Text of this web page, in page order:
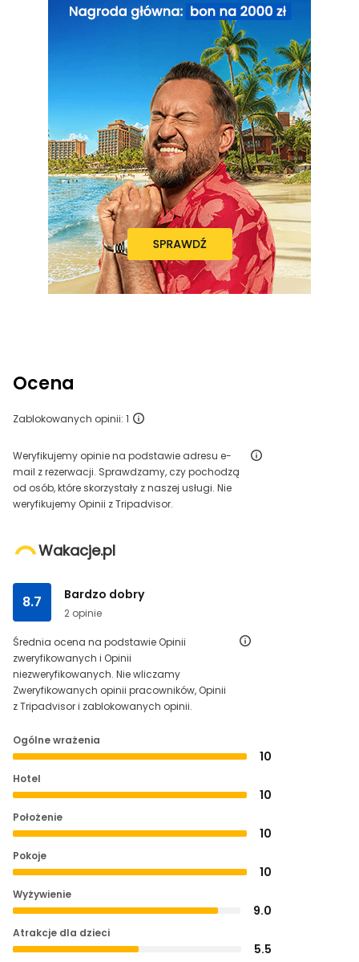
Ocena
Zablokowanych opinii: 1
Weryfikujemy opinie na podstawie adresu e-
mail z rezerwacji. Sprawdzamy, czy pochodzą
od osób, które skorzystały z naszej usługi. Nie
weryfikujemy Opinii z Tripadvisor.
Wakacje.pl
8.7 Bardzo dobry
2 opinie
Średnia ocena na podstawie Opinii
zweryfikowanych i Opinii
niezweryfikowanych. Nie wliczamy
Zweryfikowanych opinii pracowników, Opinii
z Tripadvisor i zablokowanych opinii.
Ogólne wrażenia
10
Hotel
10
Położenie
10
Pokoje
10
Wyżywienie
9.0
Atrakcje dla dzieci
5.5